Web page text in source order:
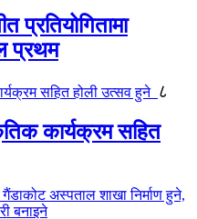
प्रतियोगितामा
प्रथम
८
कार्यक्रम सहित